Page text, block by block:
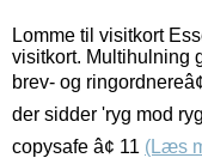
Lomme til visitkort
visitkort. Multihulning
brev- og
der sidder 'ryg mod
copysafe â¢ 11 (Læs